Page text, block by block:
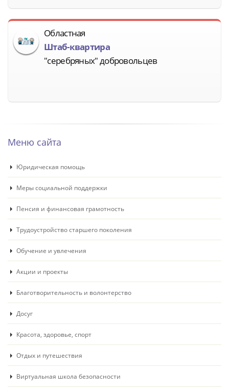
Областная
Штаб-квартира
"серебряных" добровольцев
Меню сайта
Юридическая помощь
Меры социальной поддержки
Пенсия и финансовая грамотность
Трудоустройство старшего поколения
Обучение и увлечения
Акции и проекты
Благотворительность и волонтерство
Досуг
Красота, здоровье, спорт
Отдых и путешествия
Виртуальная школа безопасности